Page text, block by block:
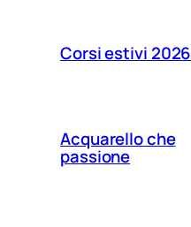
Corsi estivi 2026
Acquarello che
passione